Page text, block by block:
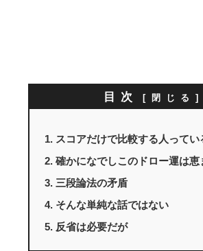
目次
スコアだけで比較する人ってい
確かになでしこのドロー運は恵
三段論法の矛盾
そんな単純な話ではない
反省は必要だが